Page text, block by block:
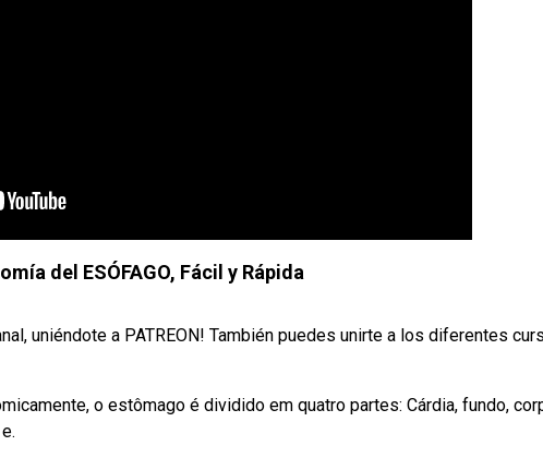
del ESÓFAGO, Fácil y Rápida
uniéndote a PATREON! También puedes unirte a los diferentes
o estômago é dividido em quatro partes: Cárdia, fundo,